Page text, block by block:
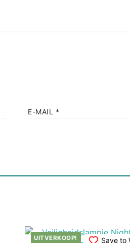
E-MAIL *
UITVERKOOP! Save to